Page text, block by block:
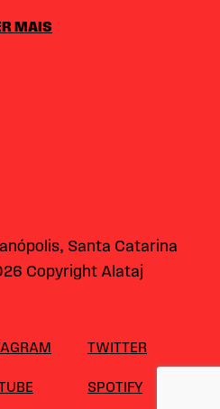
MAIS
Santa Catarina
Copyright Alataj
TWITTER
SPOTIFY